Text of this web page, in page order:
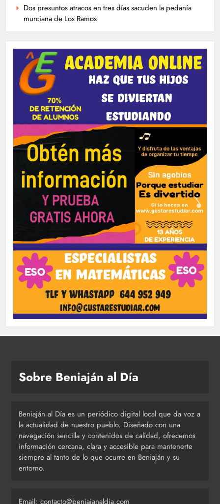
Dos presuntos atracos en tres días sacuden la pedanía
murciana de Los Ramos
Sobre Beniaján al Día
Beniaján al Día es un periódico digital local que da voz a
la actualidad de nuestro pueblo. Diseñado con una
navegación sencilla y contenidos de calidad, ofrecemos
información cercana, clara y accesible para mantenerte
siempre al tanto de lo que ocurre en Beniaján y su
entorno.
Email: contacto@beniajanaldia.com